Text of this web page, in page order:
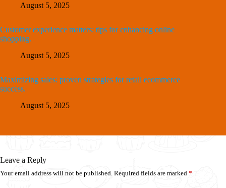
August 5, 2025
Customer experience matters: tips for enhancing online
shopping.
August 5, 2025
Maximizing sales: proven strategies for retail ecommerce
success.
August 5, 2025
Leave a Reply
Your email address will not be published. Required fields are marked *